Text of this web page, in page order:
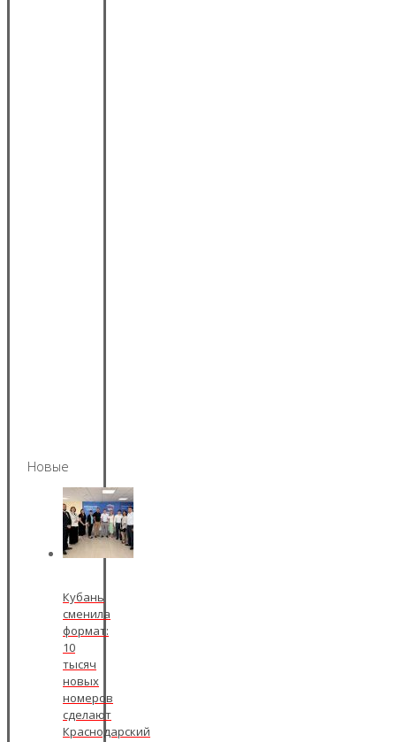
Новые
Кубань
сменила
формат:
10
тысяч
новых
номеров
сделают
Краснодарский